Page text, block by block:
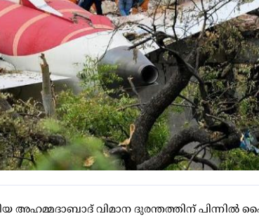
അഹമ്മദാബാദ് വിമാന ദുരന്തത്തിന് പിന്നിൽ